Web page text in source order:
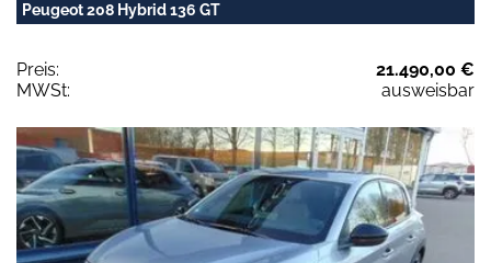
Peugeot 208 Hybrid 136 GT
Preis:
21.490,00 €
MWSt:
ausweisbar